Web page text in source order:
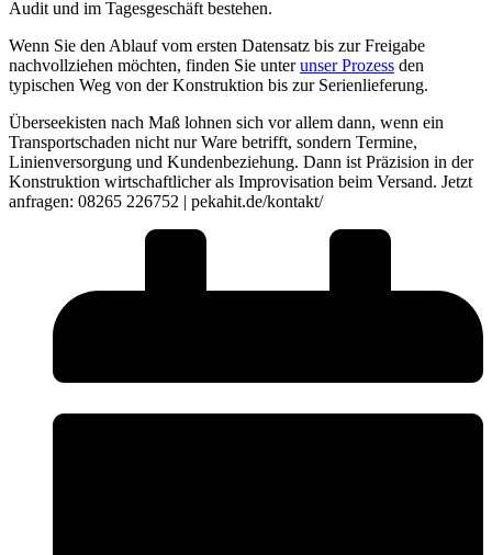
Audit und im Tagesgeschäft bestehen.
Wenn Sie den Ablauf vom ersten Datensatz bis zur Freigabe
nachvollziehen möchten, finden Sie unterunser Prozess den
typischen Weg von der Konstruktion bis zur Serienlieferung.
Überseekisten nach Maß lohnen sich vor allem dann, wenn ein
Transportschaden nicht nur Ware betrifft, sondern Termine,
Linienversorgung und Kundenbeziehung. Dann ist Präzision in der
Konstruktion wirtschaftlicher als Improvisation beim Versand. Jetzt
anfragen: 08265 226752 | pekahit.de/kontakt/